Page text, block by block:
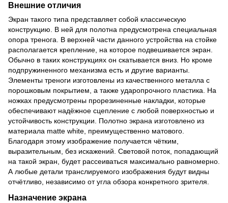
Внешние отличия
Экран такого типа представляет собой классическую
конструкцию. В ней для полотна предусмотрена специальная
опора тренога. В верхней части данного устройства на стойке
располагается крепление, на которое подвешивается экран.
Обычно в таких конструкциях он скатывается вниз. Но кроме
подпружиненного механизма есть и другие варианты.
Элементы треноги изготовлены из качественного металла с
порошковым покрытием, а также ударопрочного пластика. На
ножках предусмотрены прорезиненные накладки, которые
обеспечивают надёжное сцепление с любой поверхностью и
устойчивость конструкции. Полотно экрана изготовлено из
материала matte white, преимущественно матового.
Благодаря этому изображение получается чётким,
выразительным, без искажений. Световой поток, попадающий
на такой экран, будет рассеиваться максимально равномерно.
А любые детали транслируемого изображения будут видны
отчётливо, независимо от угла обзора конкретного зрителя.
Назначение экрана